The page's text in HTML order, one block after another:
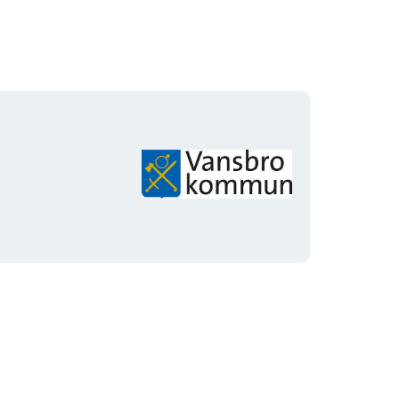
Organisationens
logotyp